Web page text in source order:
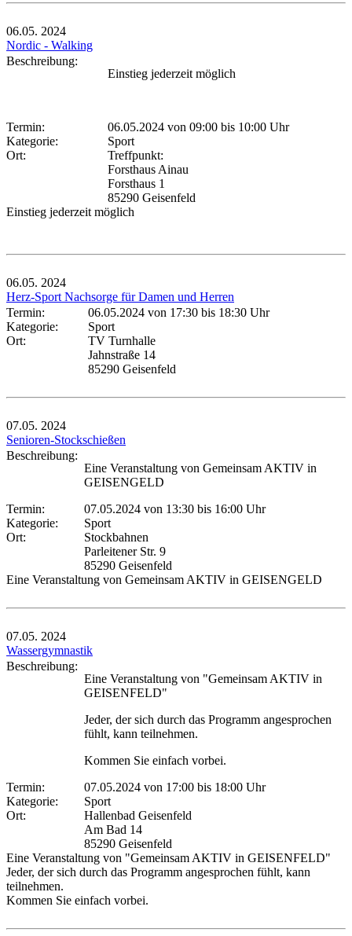
06.05. 2024
Nordic - Walking
Beschreibung:
Einstieg jederzeit möglich
Termin: 06.05.2024 von 09:00 bis 10:00 Uhr
Kategorie:
Sport
Ort:
Treffpunkt:
Forsthaus Ainau
Forsthaus 1
85290 Geisenfeld
Einstieg jederzeit möglich
06.05. 2024
Herz-Sport Nachsorge für Damen und Herren
Termin:
06.05.2024 von 17:30 bis 18:30 Uhr
Kategorie:
Sport
Ort:
TV Turnhalle
Jahnstraße 14
85290 Geisenfeld
07.05. 2024
Senioren-Stockschießen
Beschreibung:
Eine Veranstaltung von Gemeinsam AKTIV in
GEISENGELD
Termin:
07.05.2024 von 13:30 bis 16:00 Uhr
Kategorie:
Sport
Ort:
Stockbahnen
Parleitener Str. 9
85290 Geisenfeld
Eine Veranstaltung von Gemeinsam AKTIV in GEISENGELD
07.05. 2024
Wassergymnastik
Beschreibung:
Eine Veranstaltung von "Gemeinsam AKTIV in
GEISENFELD"
Jeder, der sich durch das Programm angesprochen
fühlt, kann teilnehmen.
Kommen Sie einfach vorbei.
Termin:
07.05.2024 von 17:00 bis 18:00 Uhr
Kategorie:
Sport
Ort:
Hallenbad Geisenfeld
Am Bad 14
85290 Geisenfeld
Eine Veranstaltung von "Gemeinsam AKTIV in GEISENFELD"
Jeder, der sich durch das Programm angesprochen fühlt, kann
teilnehmen.
Kommen Sie einfach vorbei.